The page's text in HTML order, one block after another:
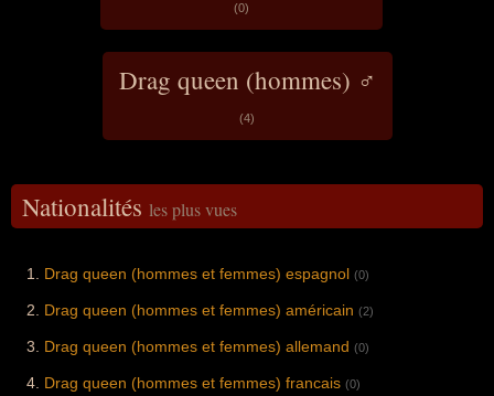
(0)
Drag queen (hommes) ♂
(4)
Nationalités les plus vues
Drag queen (hommes et femmes) espagnol (0)
Drag queen (hommes et femmes) américain (2)
Drag queen (hommes et femmes) allemand (0)
Drag queen (hommes et femmes) francais (0)